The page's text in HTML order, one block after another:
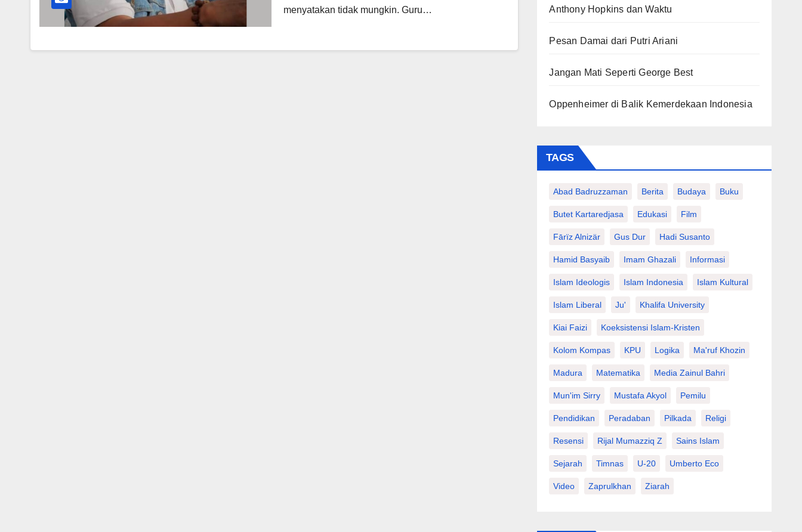
menyatakan tidak mungkin. Guru…
Anthony Hopkins dan Waktu
Pesan Damai dari Putri Ariani
Jangan Mati Seperti George Best
Oppenheimer di Balik Kemerdekaan Indonesia
TAGS
Abad Badruzzaman Berita Budaya Buku
Butet Kartaredjasa Edukasi Film
Fārïz Alnizär Gus Dur Hadi Susanto
Hamid Basyaib Imam Ghazali Informasi
Islam Ideologis Islam Indonesia Islam Kultural
Islam Liberal Ju' Khalifa University
Kiai Faizi Koeksistensi Islam-Kristen
Kolom Kompas KPU Logika Ma'ruf Khozin
Madura Matematika Media Zainul Bahri
Mun'im Sirry Mustafa Akyol Pemilu
Pendidikan Peradaban Pilkada Religi
Resensi Rijal Mumazziq Z Sains Islam
Sejarah Timnas U-20 Umberto Eco
Video Zaprulkhan Ziarah